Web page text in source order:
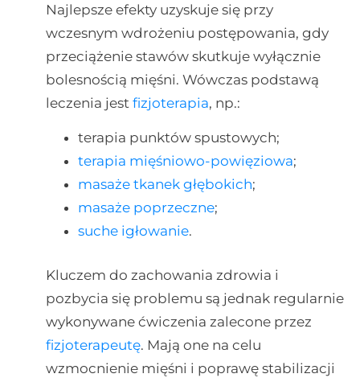
Najlepsze efekty uzyskuje się przy
wczesnym wdrożeniu postępowania, gdy
przeciążenie stawów skutkuje wyłącznie
bolesnością mięśni. Wówczas podstawą
leczenia jest fizjoterapia, np.:
terapia punktów spustowych;
terapia mięśniowo-powięziowa;
masaże tkanek głębokich;
masaże poprzeczne;
suche igłowanie.
Kluczem do zachowania zdrowia i
pozbycia się problemu są jednak regularnie
wykonywane ćwiczenia zalecone przez
fizjoterapeutę. Mają one na celu
wzmocnienie mięśni i poprawę stabilizacji